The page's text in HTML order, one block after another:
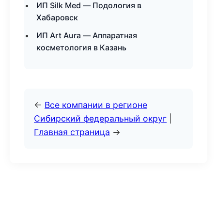
ИП Silk Med — Подология в
Хабаровск
ИП Art Aura — Аппаратная
косметология в Казань
← Все компании в регионе
Сибирский федеральный округ
Главная страница →